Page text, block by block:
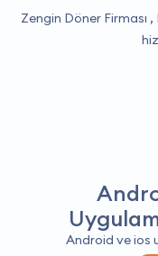
Zengin Döner Firması ,
Android ve ios